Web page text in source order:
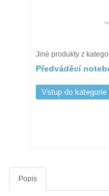
Jiné produkty z
Předváděcí
Vstup do kategorie
Popis